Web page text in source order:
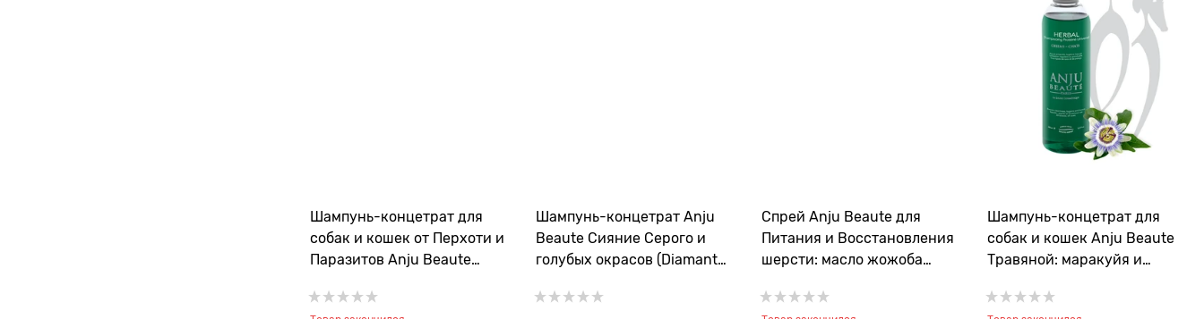
Шампунь-концетрат для
собак и кошек от Перхоти и
Паразитов Anju Beaute
цитронелла (Cade Premium
Шампунь-концетрат Anju
Beaute Сияние Серого и
голубых окрасов (Diamant
Спрей Anju Beaute для
Питания и Восстановления
шерсти: масло жожоба
Шампунь-концетрат для
собак и кошек Anju Beaute
Травяной: маракуйя и
(Herbal Shampooing), 1:5